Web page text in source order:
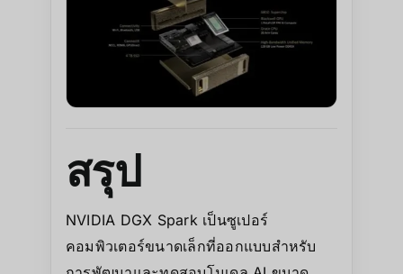
สรุป
NVIDIA DGX Spark เป็นซูเปอร์
คอมพิวเตอร์ขนาดเล็กที่ออกแบบสำหรับ